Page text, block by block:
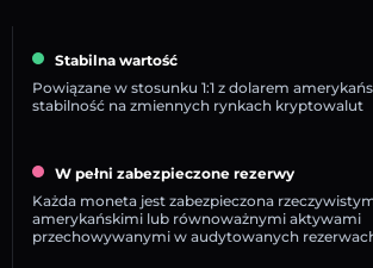
Stabilna wartość
Powiązane w stosunku 1:1 z dolarem
stabilność na zmiennych rynkach kryptowalut
W pełni zabezpieczone rezerwy
Każda moneta jest zabezpieczona
amerykańskimi lub równoważnymi aktywami
przechowywanymi w audytowanych